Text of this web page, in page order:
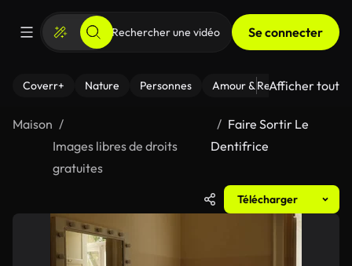
Se connecter
Coverr+ Nature Personnes Amour & Relations Le
Afficher tout
Maison
Images libres de droits
gratuites
Faire Sortir Le
Dentifrice
Télécharger